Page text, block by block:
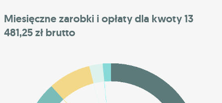
Miesięczne zarobki i opłaty dla kwoty 13
481,25 zł brutto